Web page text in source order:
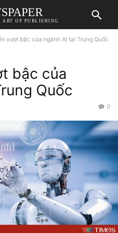
ART OF PUBLISHING
vượt bậc của ngành AI tại Trung Quốc
bậc của
Quốc
0